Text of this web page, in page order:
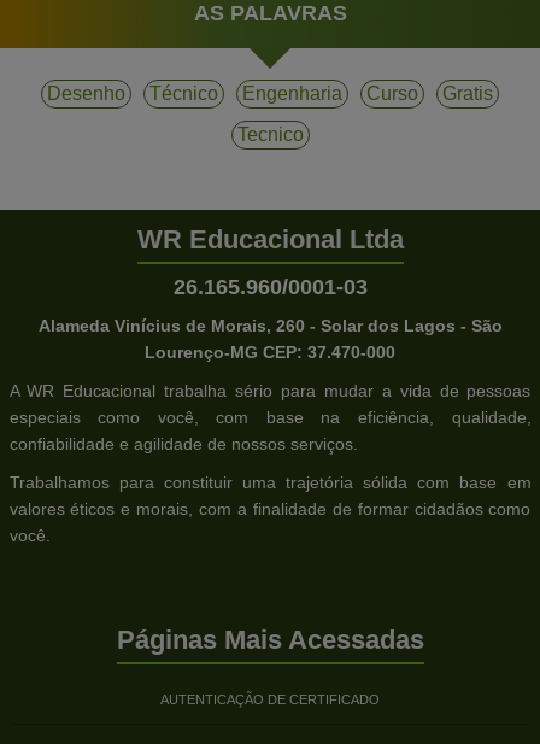
AS PALAVRAS
Desenho Técnico Engenharia Curso
Gratis
Tecnico
WR Educacional Ltda
26.165.960/0001-03
Alameda Vinícius de Morais, 260 - Solar dos Lagos - São
Lourenço-MG CEP: 37.470-000
A WR Educacional trabalha sério para mudar a vida de pessoas
especiais como você, com base na eficiência, qualidade,
confiabilidade e agilidade de nossos serviços.
Trabalhamos para constituir uma trajetória sólida com base em
valores éticos e morais, com a finalidade de formar cidadãos como
você.
Páginas Mais Acessadas
AUTENTICAÇÃO DE CERTIFICADO